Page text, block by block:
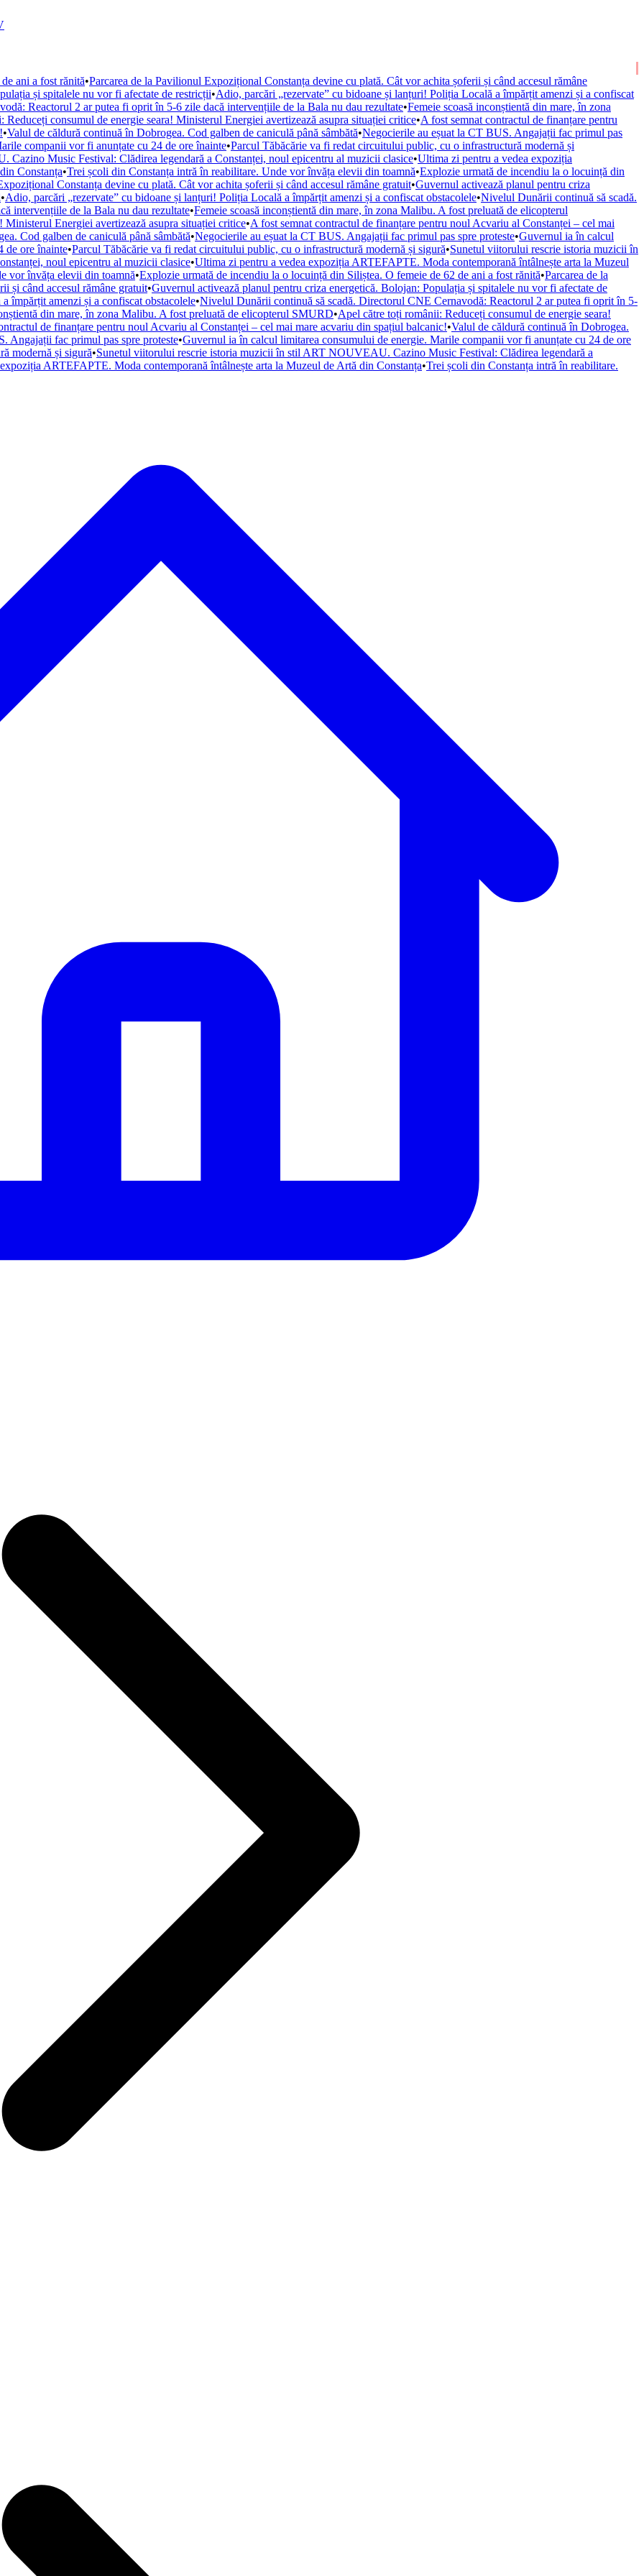
ani a fost rănită•Parcarea de la Pavilionul Expozițional Constanța devine cu plată. Cât vor achita șoferii și când accesul rămâne
și spitalele nu vor fi afectate de restricții•Adio, parcări „rezervate” cu bidoane și lanțuri! Poliția Locală a împărțit amenzi și a confiscat
Reactorul 2 ar putea fi oprit în 5-6 zile dacă intervențiile de la Bala nu dau rezultate•Femeie scoasă inconștientă din mare, în zona
Reduceți consumul de energie seara! Ministerul Energiei avertizează asupra situației critice•A fost semnat contractul de finanțare pentru
•Valul de căldură continuă în Dobrogea. Cod galben de caniculă până sâmbătă•Negocierile au eșuat la CT BUS. Angajații fac primul pas
companii vor fi anunțate cu 24 de ore înainte•Parcul Tăbăcărie va fi redat circuitului public, cu o infrastructură modernă și
Music Festival: Clădirea legendară a Constanței, noul epicentru al muzicii clasice•Ultima zi pentru a vedea expoziția
Constanța•Trei școli din Constanța intră în reabilitare. Unde vor învăța elevii din toamnă•Explozie urmată de incendiu la o locuință din
Constanța devine cu plată. Cât vor achita șoferii și când accesul rămâne gratuit•Guvernul activează planul pentru criza
•Adio, parcări „rezervate” cu bidoane și lanțuri! Poliția Locală a împărțit amenzi și a confiscat obstacolele•Nivelul Dunării continuă să scadă.
intervențiile de la Bala nu dau rezultate•Femeie scoasă inconștientă din mare, în zona Malibu. A fost preluată de elicopterul
Energiei avertizează asupra situației critice•A fost semnat contractul de finanțare pentru noul Acvariu al Constanței – cel mai
Cod galben de caniculă până sâmbătă•Negocierile au eșuat la CT BUS. Angajații fac primul pas spre proteste•Guvernul ia în calcul
de ore înainte•Parcul Tăbăcărie va fi redat circuitului public, cu o infrastructură modernă și sigură•Sunetul viitorului rescrie istoria muzicii în
noul epicentru al muzicii clasice•Ultima zi pentru a vedea expoziția ARTEFAPTE. Moda contemporană întâlnește arta la Muzeul
vor învăța elevii din toamnă•Explozie urmată de incendiu la o locuință din Siliștea. O femeie de 62 de ani a fost rănită•Parcarea de la
și când accesul rămâne gratuit•Guvernul activează planul pentru criza energetică. Bolojan: Populația și spitalele nu vor fi afectate de
împărțit amenzi și a confiscat obstacolele•Nivelul Dunării continuă să scadă. Directorul CNE Cernavodă: Reactorul 2 ar putea fi oprit în 5-
din mare, în zona Malibu. A fost preluată de elicopterul SMURD•Apel către toți românii: Reduceți consumul de energie seara!
de finanțare pentru noul Acvariu al Constanței – cel mai mare acvariu din spațiul balcanic!•Valul de căldură continuă în Dobrogea.
Angajații fac primul pas spre proteste•Guvernul ia în calcul limitarea consumului de energie. Marile companii vor fi anunțate cu 24 de ore
modernă și sigură•Sunetul viitorului rescrie istoria muzicii în stil ART NOUVEAU. Cazino Music Festival: Clădirea legendară a
ARTEFAPTE. Moda contemporană întâlnește arta la Muzeul de Artă din Constanța•Trei școli din Constanța intră în reabilitare.